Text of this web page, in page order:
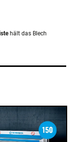
hält das Blech